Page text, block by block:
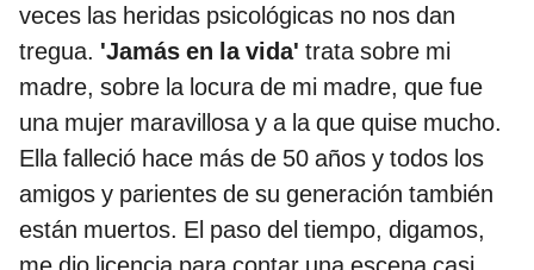
veces las heridas psicológicas no nos dan
tregua. 'Jamás en la vida' trata sobre mi
madre, sobre la locura de mi madre, que fue
una mujer maravillosa y a la que quise mucho.
Ella falleció hace más de 50 años y todos los
amigos y parientes de su generación también
están muertos. El paso del tiempo, digamos,